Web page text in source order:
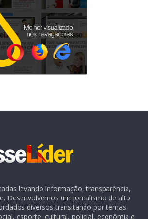
levando informação, transparência,
Desenvolvemos um jornalismo de alto
diversos transitando por temas
esporte, cultural, policial, econômia e